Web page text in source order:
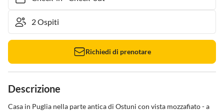
Richiedi di prenotare
Descrizione
Casa in Puglia nella parte antica di Ostuni con vista mozzafiato - a